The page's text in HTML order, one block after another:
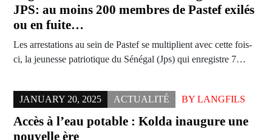
JPS: au moins 200 membres de Pastef exilés
ou en fuite…
Les arrestations au sein de Pastef se multiplient avec cette fois-
ci, la jeunesse patriotique du Sénégal (Jps) qui enregistre 7…
JANUARY 20, 2025 ACTUALITÉ BY LANGFILS
Accès à l’eau potable : Kolda inaugure une
nouvelle ère